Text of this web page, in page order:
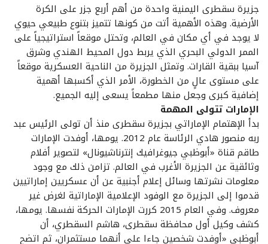
جزيرة سقطرى اليمنية واحدة من أهم أربع جزر على الكرة
الأرضية. وهذه الأهمية أتت من كونها تتميز بتنوع طبيعي حيوي
لا يوجد في أي مكان في العالم، وتحتل موقعاً استراتيجياً على
الممر الدولي البحري الذي يربط دول المحيط الهندي وشرق
آسيا ببقية القارات. وتمثل الجزيرة من الناحية العسكرية موقعاً
على مستوى عالٍ من الخطورة، الأمر الذي أكسبها أهمية
إضافية كبرى وجعل منها مطمعاً يسعى إليه الجميع.
الإمارات تتولى المهمة
بدأ الإهتمام الإماراتي بجزيرة سقطرى منذ أن تولى الرئيس عبد
ربه منصور هادي الرئاسة عام 2012. يومها، أوفدت الإمارات
طاقم قناة «أبوظبي جيوغرافيك إنترناشيونال» لتصوير أفلام
وثائقية عن الجزيرة الأغرب في العالم. تزامن ذلك مع وجود
معلومات نشرتها وسائل إعلام أجنبية عن أن عسكريين إماراتيين
قدموا إلى الجزيرة مع الوفود الإعلامية الإماراتية لغرض غير
معروف. وفي العام 2015 كررت الإمارات الحركة نفسها. يومها،
كشف وكيل أول محافظة سقطرى، هاشم السقطري، أن
أبوظبي «أوفدت شخصين جاءا على أنهما مستثمران، ثم اتضح